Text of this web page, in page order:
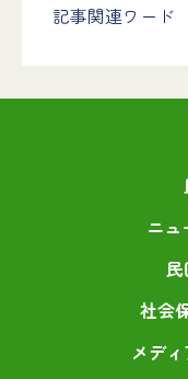
記事関連ワード
ニュ
社会
メデ